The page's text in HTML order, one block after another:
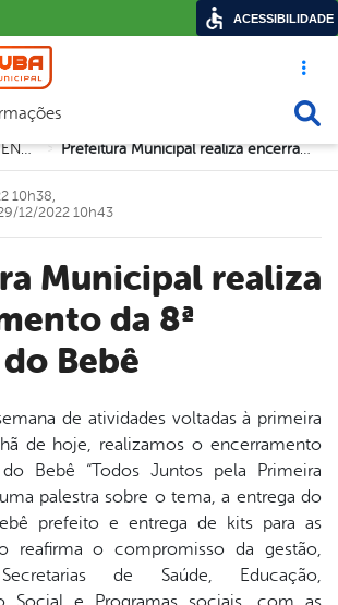
Acesso
de navegação
DESENVOLVIMENTO SOCIAL > Prefeitura Municipal realiza encerramento da 8ª Semana do Bebê
da 8ª
Bebê
10h38,
12/2022 10h43
de atividades voltadas à primeira
de hoje, realizamos o encerramento
Bebê “Todos Juntos pela Primeira
uma palestra sobre o tema, a entrega do
prefeito e entrega de kits para as
reafirma o compromisso da gestão,
de Saúde, Educação,
ACESSIBILIDADE